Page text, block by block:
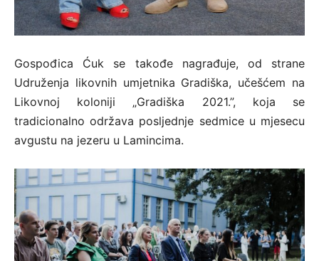
Gospođica Ćuk se takođe nagrađuje, od strane
Udruženja likovnih umjetnika Gradiška, učešćem na
Likovnoj koloniji „Gradiška 2021.”, koja se
tradicionalno održava posljednje sedmice u mjesecu
avgustu na jezeru u Lamincima.